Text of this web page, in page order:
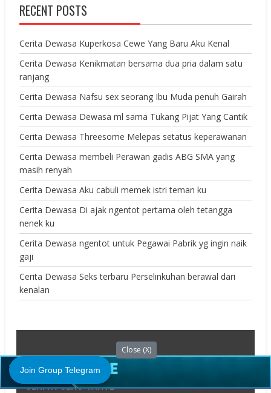
RECENT POSTS
Cerita Dewasa Kuperkosa Cewe Yang Baru Aku Kenal
Cerita Dewasa Kenikmatan bersama dua pria dalam satu
ranjang
Cerita Dewasa Nafsu sex seorang Ibu Muda penuh Gairah
Cerita Dewasa Dewasa ml sama Tukang Pijat Yang Cantik
Cerita Dewasa Threesome Melepas setatus keperawanan
Cerita Dewasa membeli Perawan gadis ABG SMA yang
masih renyah
Cerita Dewasa Aku cabuli memek istri teman ku
Cerita Dewasa Di ajak ngentot pertama oleh tetangga
nenek ku
Cerita Dewasa ngentot untuk Pegawai Pabrik yg ingin naik
gaji
Cerita Dewasa Seks terbaru Perselinkuhan berawal dari
kenalan
CERITA SEKS TANTE
Close (X)
Join Group Telegram